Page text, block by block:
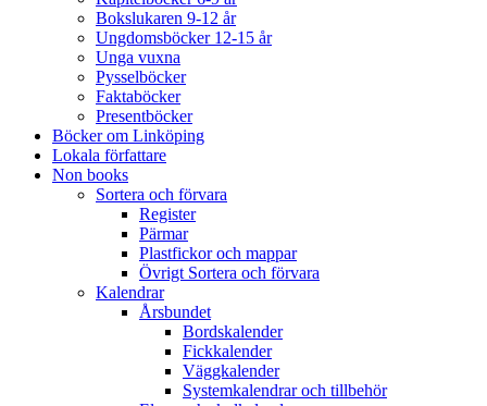
Bokslukaren 9-12 år
Ungdomsböcker 12-15 år
Unga vuxna
Pysselböcker
Faktaböcker
Presentböcker
Böcker om Linköping
Lokala författare
Non books
Sortera och förvara
Register
Pärmar
Plastfickor och mappar
Övrigt Sortera och förvara
Kalendrar
Årsbundet
Bordskalender
Fickkalender
Väggkalender
Systemkalendrar och tillbehör